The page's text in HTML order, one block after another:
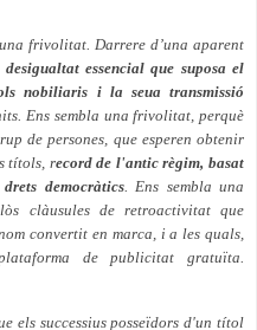
frivolitat. Darrere d’una aparent
essencial que suposa el
nobiliaris i la seua transmissió
Ens sembla una frivolitat, perquè
de persones, que esperen obtenir
títols, record de l'antic règim, basat
democràtics. Ens sembla una
clàusules de retroactivitat que
convertit en marca, i a les quals,
de publicitat gratuïta.
els successius posseïdors d'un títol